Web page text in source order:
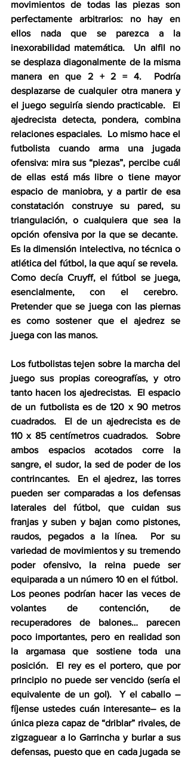
movimientos de todas las piezas son
perfectamente arbitrarios: no hay en
ellos nada que se parezca a la
inexorabilidad matemática.  Un alfil no
se desplaza diagonalmente de la misma
manera en que 2 + 2 = 4.  Podría
desplazarse de cualquier otra manera y
el juego seguiría siendo practicable.  El
ajedrecista detecta, pondera, combina
relaciones espaciales.  Lo mismo hace el
futbolista cuando arma una jugada
ofensiva: mira sus “piezas”, percibe cuál
de ellas está más libre o tiene mayor
espacio de maniobra, y a partir de esa
constatación construye su pared, su
triangulación, o cualquiera que sea la
opción ofensiva por la que se decante.
Es la dimensión intelectiva, no técnica o
atlética del fútbol, la que aquí se revela.
Como decía Cruyff, el fútbol se juega,
esencialmente, con el cerebro.
Pretender que se juega con las piernas
es como sostener que el ajedrez se
juega con las manos.
Los futbolistas tejen sobre la marcha del
juego sus propias coreografías, y otro
tanto hacen los ajedrecistas.  El espacio
de un futbolista es de 120 x 90 metros
cuadrados.  El de un ajedrecista es de
110 x 85 centímetros cuadrados.  Sobre
ambos espacios acotados corre la
sangre, el sudor, la sed de poder de los
contrincantes.  En el ajedrez, las torres
pueden ser comparadas a los defensas
laterales del fútbol, que cuidan sus
franjas y suben y bajan como pistones,
raudos, pegados a la línea.  Por su
variedad de movimientos y su tremendo
poder ofensivo, la reina puede ser
equiparada a un número 10 en el fútbol.
Los peones podrían hacer las veces de
volantes de contención, de
recuperadores de balones… parecen
poco importantes, pero en realidad son
la argamasa que sostiene toda una
posición.  El rey es el portero, que por
principio no puede ser vencido (sería el
equivalente de un gol).  Y el caballo –
fíjense ustedes cuán interesante– es la
única pieza capaz de “driblar” rivales, de
zigzaguear a lo Garrincha y burlar a sus
defensas, puesto que en cada jugada se